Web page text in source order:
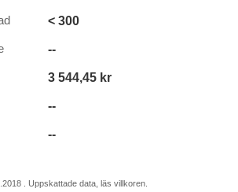
< 300
--
3 544,45 kr
--
--
. Uppskattade data, läs villkoren.